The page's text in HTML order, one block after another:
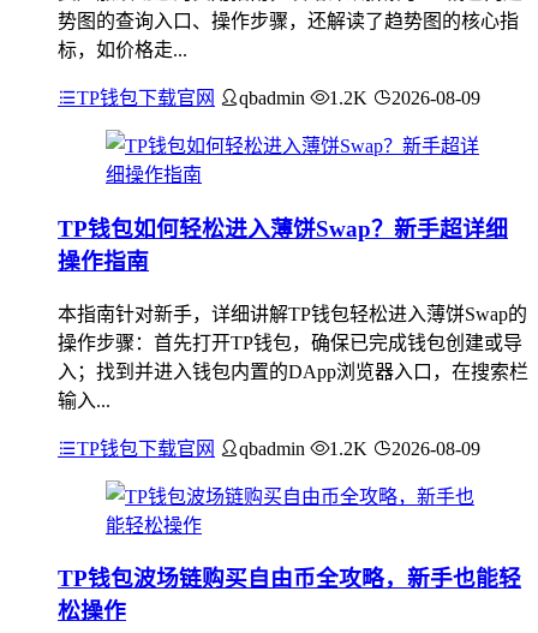
势图的查询入口、操作步骤，还解读了趋势图的核心指
标，如价格走...
TP钱包下载官网 qbadmin 1.2K 2026-08-09
TP钱包如何轻松进入薄饼Swap？新手超详细
操作指南
本指南针对新手，详细讲解TP钱包轻松进入薄饼Swap的
操作步骤：首先打开TP钱包，确保已完成钱包创建或导
入；找到并进入钱包内置的DApp浏览器入口，在搜索栏
输入...
TP钱包下载官网 qbadmin 1.2K 2026-08-09
TP钱包波场链购买自由币全攻略，新手也能轻
松操作